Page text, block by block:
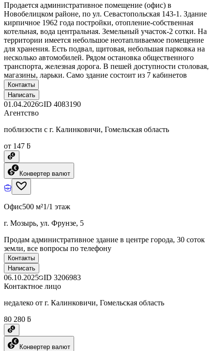
Продается административное помещение (офис) в
Новобелицком районе, по ул. Севастопольская 143-1. Здание
кирпичное 1962 года постройки, отопление-собственная
котельная, вода центральная. Земельный участок-2 сотки. На
территории имеется небольшое неотапливаемое помещение
для хранения. Есть подвал, щитовая, небольшая парковка на
несколько автомобилей. Рядом остановка общественного
транспорта, железная дорога. В пешей доступности столовая,
магазины, ларьки. Само здание состоит из 7 кабинетов
Контакты
Написать
01.04.2026 ID 4083190
Агентство
поблизости с г. Калинковичи, Гомельская область
от 147 ƃ
Конвертер валют
Офис500 м²1/1 этаж
г. Мозырь, ул. Фрунзе, 5
Продам административное здание в центре города, 30 соток
земли, все вопросы по телефону
Контакты
Написать
06.10.2025 ID 3206983
Контактное лицо
недалеко от г. Калинковичи, Гомельская область
80 280 ƃ
Конвертер валют